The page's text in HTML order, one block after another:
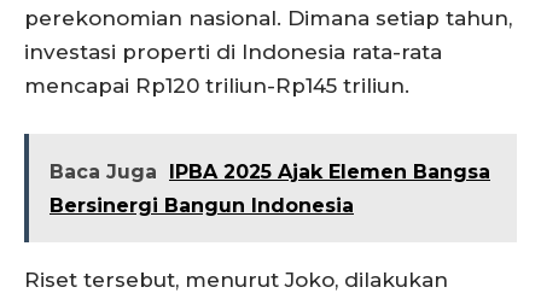
perekonomian nasional. Dimana setiap tahun,
investasi properti di Indonesia rata-rata
mencapai Rp120 triliun-Rp145 triliun.
Baca Juga
IPBA 2025 Ajak Elemen Bangsa
Bersinergi Bangun Indonesia
Riset tersebut, menurut Joko, dilakukan